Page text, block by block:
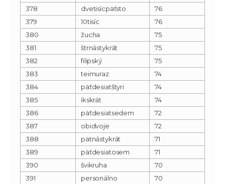
378
dvetisícpäťsto
76
379
10tisíc
76
380
žucha
75
381
štrnástykrát
75
382
filipský
75
383
teimuraz
74
384
päťdesiatštyri
74
385
ikskrát
74
386
päťdesiatsedem
72
387
obidvoje
72
388
pätnástykrát
71
389
päťdesiatosem
71
390
švikruha
70
391
personálno
70